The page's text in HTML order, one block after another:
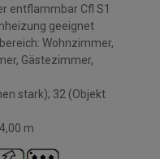
entflammbar Cfl S1
geeignet
Wohnzimmer,
Gästezimmer,
stark); 32 (Objekt
m